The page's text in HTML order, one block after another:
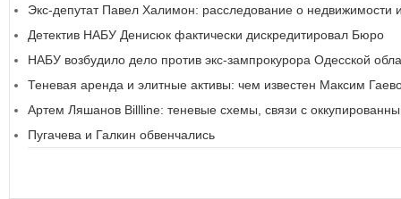
Экс-депутат Павел Халимон: расследование о недвижимости
Детектив НАБУ Денисюк фактически дискредитировал Бюро
НАБУ возбудило дело против экс-зампрокурора Одесской
Теневая аренда и элитные активы: чем известен Максим
Артем Ляшанов Billline: теневые схемы, связи с
Пугачева и Галкин обвенчались